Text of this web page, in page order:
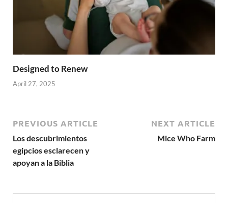
Designed to Renew
April 27, 2025
PREVIOUS ARTICLE
Los descubrimientos
egipcios esclarecen y
apoyan a la Biblia
NEXT ARTICLE
Mice Who Farm